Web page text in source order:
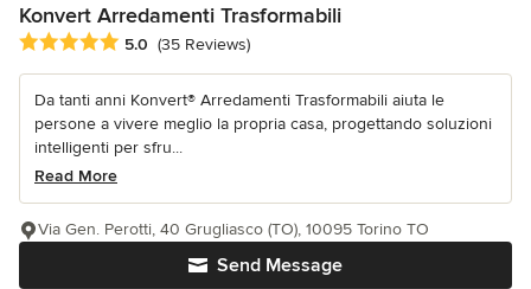
Konvert Arredamenti Trasformabili
Average rating: 5 out of 5 stars
5.0 (35 Reviews)
Da tanti anni Konvert® Arredamenti Trasformabili aiuta le
persone a vivere meglio la propria casa, progettando soluzioni
intelligenti per sfru...
Read More
Send Message
Via Gen. Perotti, 40 Grugliasco (TO), 10095 Torino TO